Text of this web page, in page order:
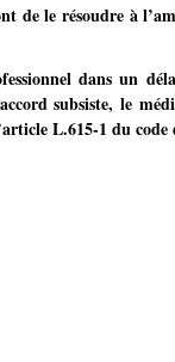
de le résoudre à
dans un
subsiste, le
L.615-1 du code